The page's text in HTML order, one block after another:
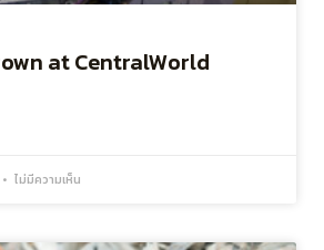
at CentralWorld
ไม่มีความเห็น